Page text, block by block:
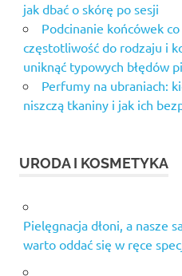
jak dbać o skórę po sesji
Podcinanie końcówek
częstotliwość do rodzaju i
uniknąć typowych błędów
Perfumy na ubraniach:
niszczą tkaniny i jak ich
URODA I KOSMETYKA
Pielęgnacja dłoni, a nasze
warto oddać się w ręce